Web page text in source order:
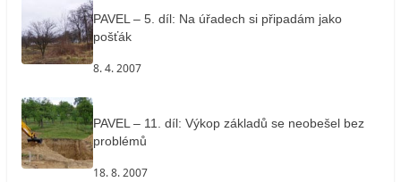
PAVEL – 5. díl: Na úřadech si připadám jako
pošťák
8. 4. 2007
PAVEL – 11. díl: Výkop základů se neobešel bez
problémů
18. 8. 2007